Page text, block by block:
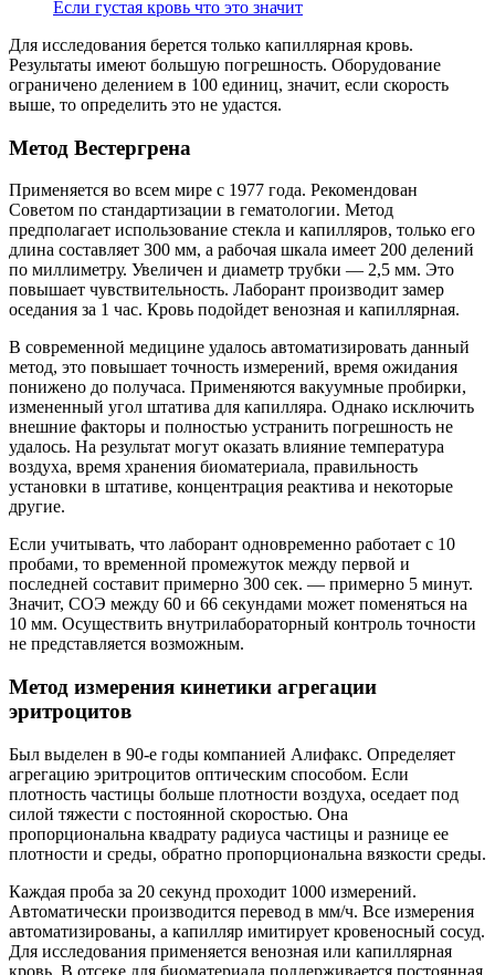
Если густая кровь что это значит
Для исследования берется только капиллярная кровь.
Результаты имеют большую погрешность. Оборудование
ограничено делением в 100 единиц, значит, если скорость
выше, то определить это не удастся.
Метод Вестергрена
Применяется во всем мире с 1977 года. Рекомендован
Советом по стандартизации в гематологии. Метод
предполагает использование стекла и капилляров, только его
длина составляет 300 мм, а рабочая шкала имеет 200 делений
по миллиметру. Увеличен и диаметр трубки — 2,5 мм. Это
повышает чувствительность. Лаборант производит замер
оседания за 1 час. Кровь подойдет венозная и капиллярная.
В современной медицине удалось автоматизировать данный
метод, это повышает точность измерений, время ожидания
понижено до получаса. Применяются вакуумные пробирки,
измененный угол штатива для капилляра. Однако исключить
внешние факторы и полностью устранить погрешность не
удалось. На результат могут оказать влияние температура
воздуха, время хранения биоматериала, правильность
установки в штативе, концентрация реактива и некоторые
другие.
Если учитывать, что лаборант одновременно работает с 10
пробами, то временной промежуток между первой и
последней составит примерно 300 сек. — примерно 5 минут.
Значит, СОЭ между 60 и 66 секундами может поменяться на
10 мм. Осуществить внутрилабораторный контроль точности
не представляется возможным.
Метод измерения кинетики агрегации
эритроцитов
Был выделен в 90-е годы компанией Алифакс. Определяет
агрегацию эритроцитов оптическим способом. Если
плотность частицы больше плотности воздуха, оседает под
силой тяжести с постоянной скоростью. Она
пропорциональна квадрату радиуса частицы и разнице ее
плотности и среды, обратно пропорциональна вязкости среды.
Каждая проба за 20 секунд проходит 1000 измерений.
Автоматически производится перевод в мм/ч. Все измерения
автоматизированы, а капилляр имитирует кровеносный сосуд.
Для исследования применяется венозная или капиллярная
кровь. В отсеке для биоматериала поддерживается постоянная